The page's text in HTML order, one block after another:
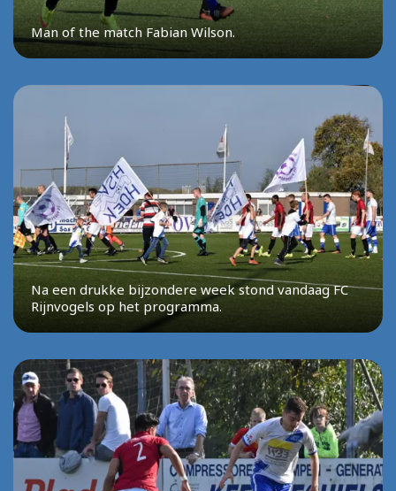
Man of the match Fabian Wilson.
Na een drukke bijzondere week stond vandaag FC
Rijnvogels op het programma.